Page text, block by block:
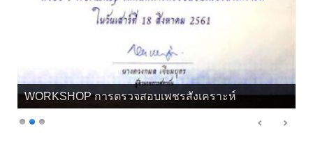
WORKSHOP การตรวจสอบเพชรสังเคราะห์